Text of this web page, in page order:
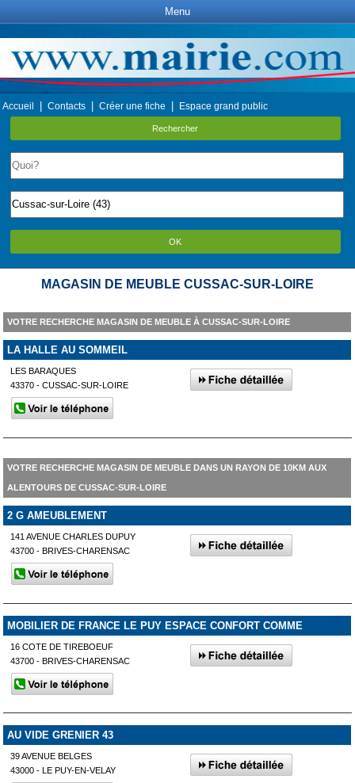
Menu
Accueil Contacts Créer une fiche Espace grand public
Rechercher
OK
MAGASIN DE MEUBLE CUSSAC-SUR-LOIRE
VOTRE RECHERCHE MAGASIN DE MEUBLE À CUSSAC-SUR-LOIRE
LA HALLE AU SOMMEIL
LES BARAQUES
43370 - CUSSAC-SUR-LOIRE
VOTRE RECHERCHE MAGASIN DE MEUBLE DANS UN RAYON DE 10KM AUX
ALENTOURS DE CUSSAC-SUR-LOIRE
2 G AMEUBLEMENT
141 AVENUE CHARLES DUPUY
43700 - BRIVES-CHARENSAC
MOBILIER DE FRANCE LE PUY ESPACE CONFORT COMME
16 COTE DE TIREBOEUF
43700 - BRIVES-CHARENSAC
AU VIDE GRENIER 43
39 AVENUE BELGES
43000 - LE PUY-EN-VELAY